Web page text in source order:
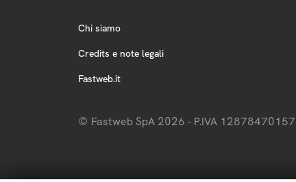
Chi siamo
Credits e note legali
Fastweb.it
© Fastweb SpA 2026 - P.IVA 12878470157